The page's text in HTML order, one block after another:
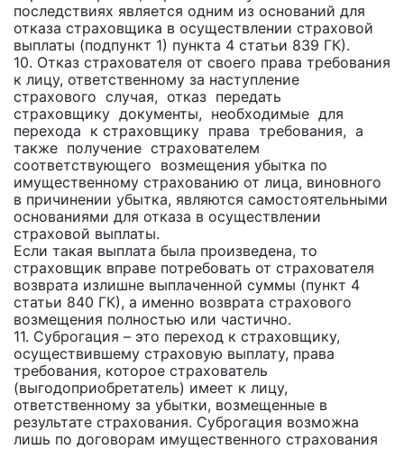
последствиях является одним из оснований для
отказа страховщика в осуществлении страховой
выплаты (подпункт 1) пункта 4 статьи 839 ГК).
10. Отказ страхователя от своего права требования
к лицу, ответственному за наступление
страхового случая, отказ передать
страховщику документы, необходимые для
перехода к страховщику права требования, а
также получение страхователем
соответствующего возмещения убытка по
имущественному страхованию от лица, виновного
в причинении убытка, являются самостоятельными
основаниями для отказа в осуществлении
страховой выплаты.
Если такая выплата была произведена, то
страховщик вправе потребовать от страхователя
возврата излишне выплаченной суммы (пункт 4
статьи 840 ГК), а именно возврата страхового
возмещения полностью или частично.
11. Суброгация – это переход к страховщику,
осуществившему страховую выплату, права
требования, которое страхователь
(выгодоприобретатель) имеет к лицу,
ответственному за убытки, возмещенные в
результате страхования. Суброгация возможна
лишь по договорам имущественного страхования